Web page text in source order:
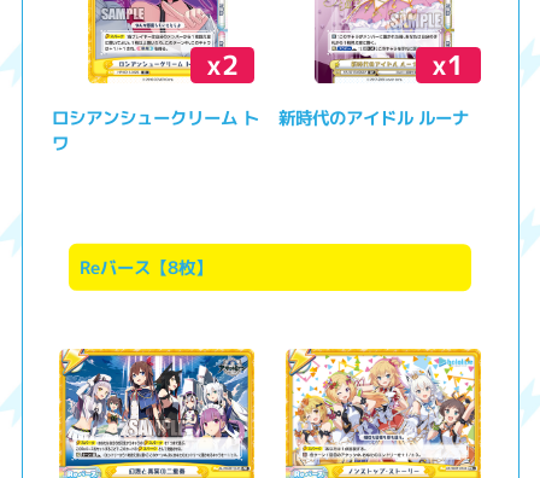
x2
ロシアンシュークリーム ト
ワ
x1
新時代のアイドル ルーナ
Reバース【8枚】